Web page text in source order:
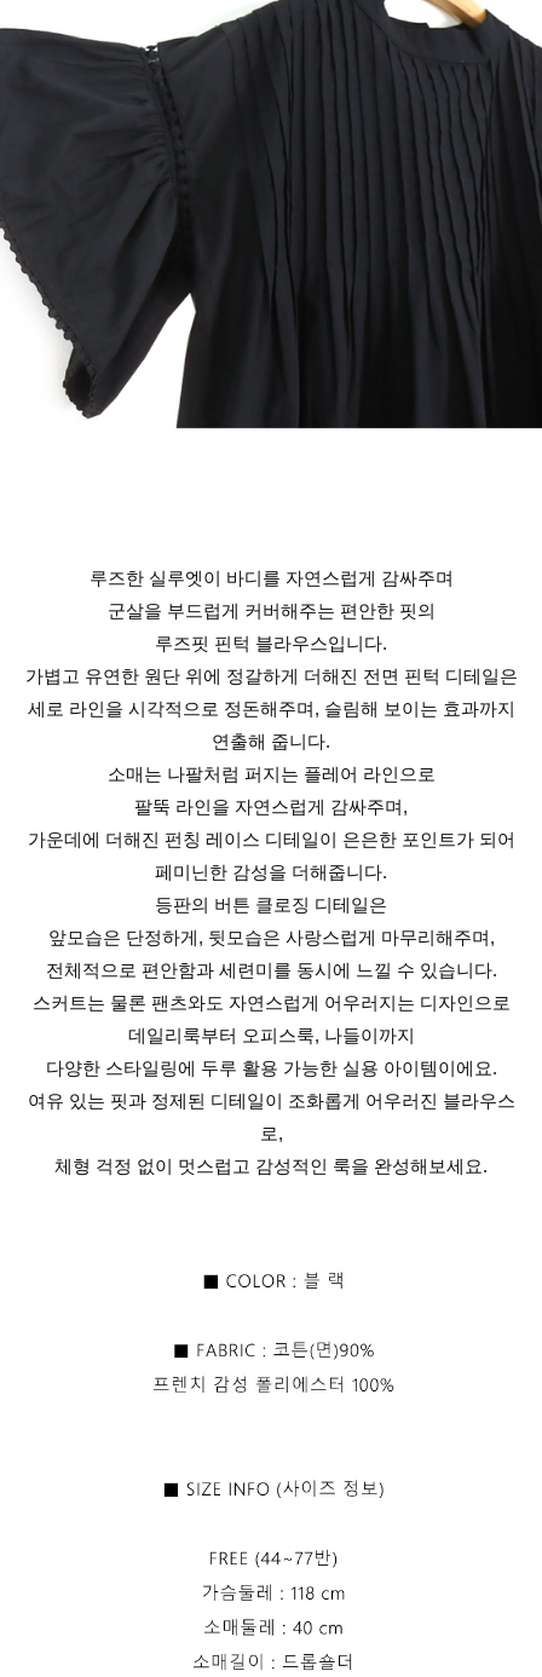
루즈한 실루엣이 바디를 자연스럽게 감싸주며
군살을 부드럽게 커버해주는 편안한 핏의
루즈핏 핀턱 블라우스입니다.
가볍고 유연한 원단 위에 정갈하게 더해진 전면 핀턱 디테일은
세로 라인을 시각적으로 정돈해주며, 슬림해 보이는 효과까지
연출해 줍니다.
소매는 나팔처럼 퍼지는 플레어 라인으로
팔뚝 라인을 자연스럽게 감싸주며,
가운데에 더해진 펀칭 레이스 디테일이 은은한 포인트가 되어
페미닌한 감성을 더해줍니다.
등판의 버튼 클로징 디테일은
앞모습은 단정하게, 뒷모습은 사랑스럽게 마무리해주며,
전체적으로 편안함과 세련미를 동시에 느낄 수 있습니다.
스커트는 물론 팬츠와도 자연스럽게 어우러지는 디자인으로
데일리룩부터 오피스룩, 나들이까지
다양한 스타일링에 두루 활용 가능한 실용 아이템이에요.
여유 있는 핏과 정제된 디테일이 조화롭게 어우러진 블라우스
로,
체형 걱정 없이 멋스럽고 감성적인 룩을 완성해보세요.